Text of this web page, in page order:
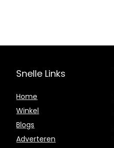
Snelle Links
Home
Winkel
Blogs
Adverteren